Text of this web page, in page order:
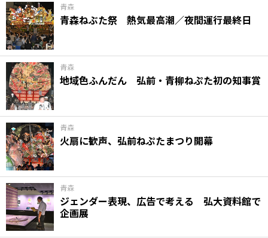
青森
青森ねぶた祭 熱気最高潮／夜間運行最終日
青森
地域色ふんだん 弘前・青柳ねぷた初の知事賞
青森
火扇に歓声、弘前ねぷたまつり開幕
青森
ジェンダー表現、広告で考える 弘大資料館で
企画展